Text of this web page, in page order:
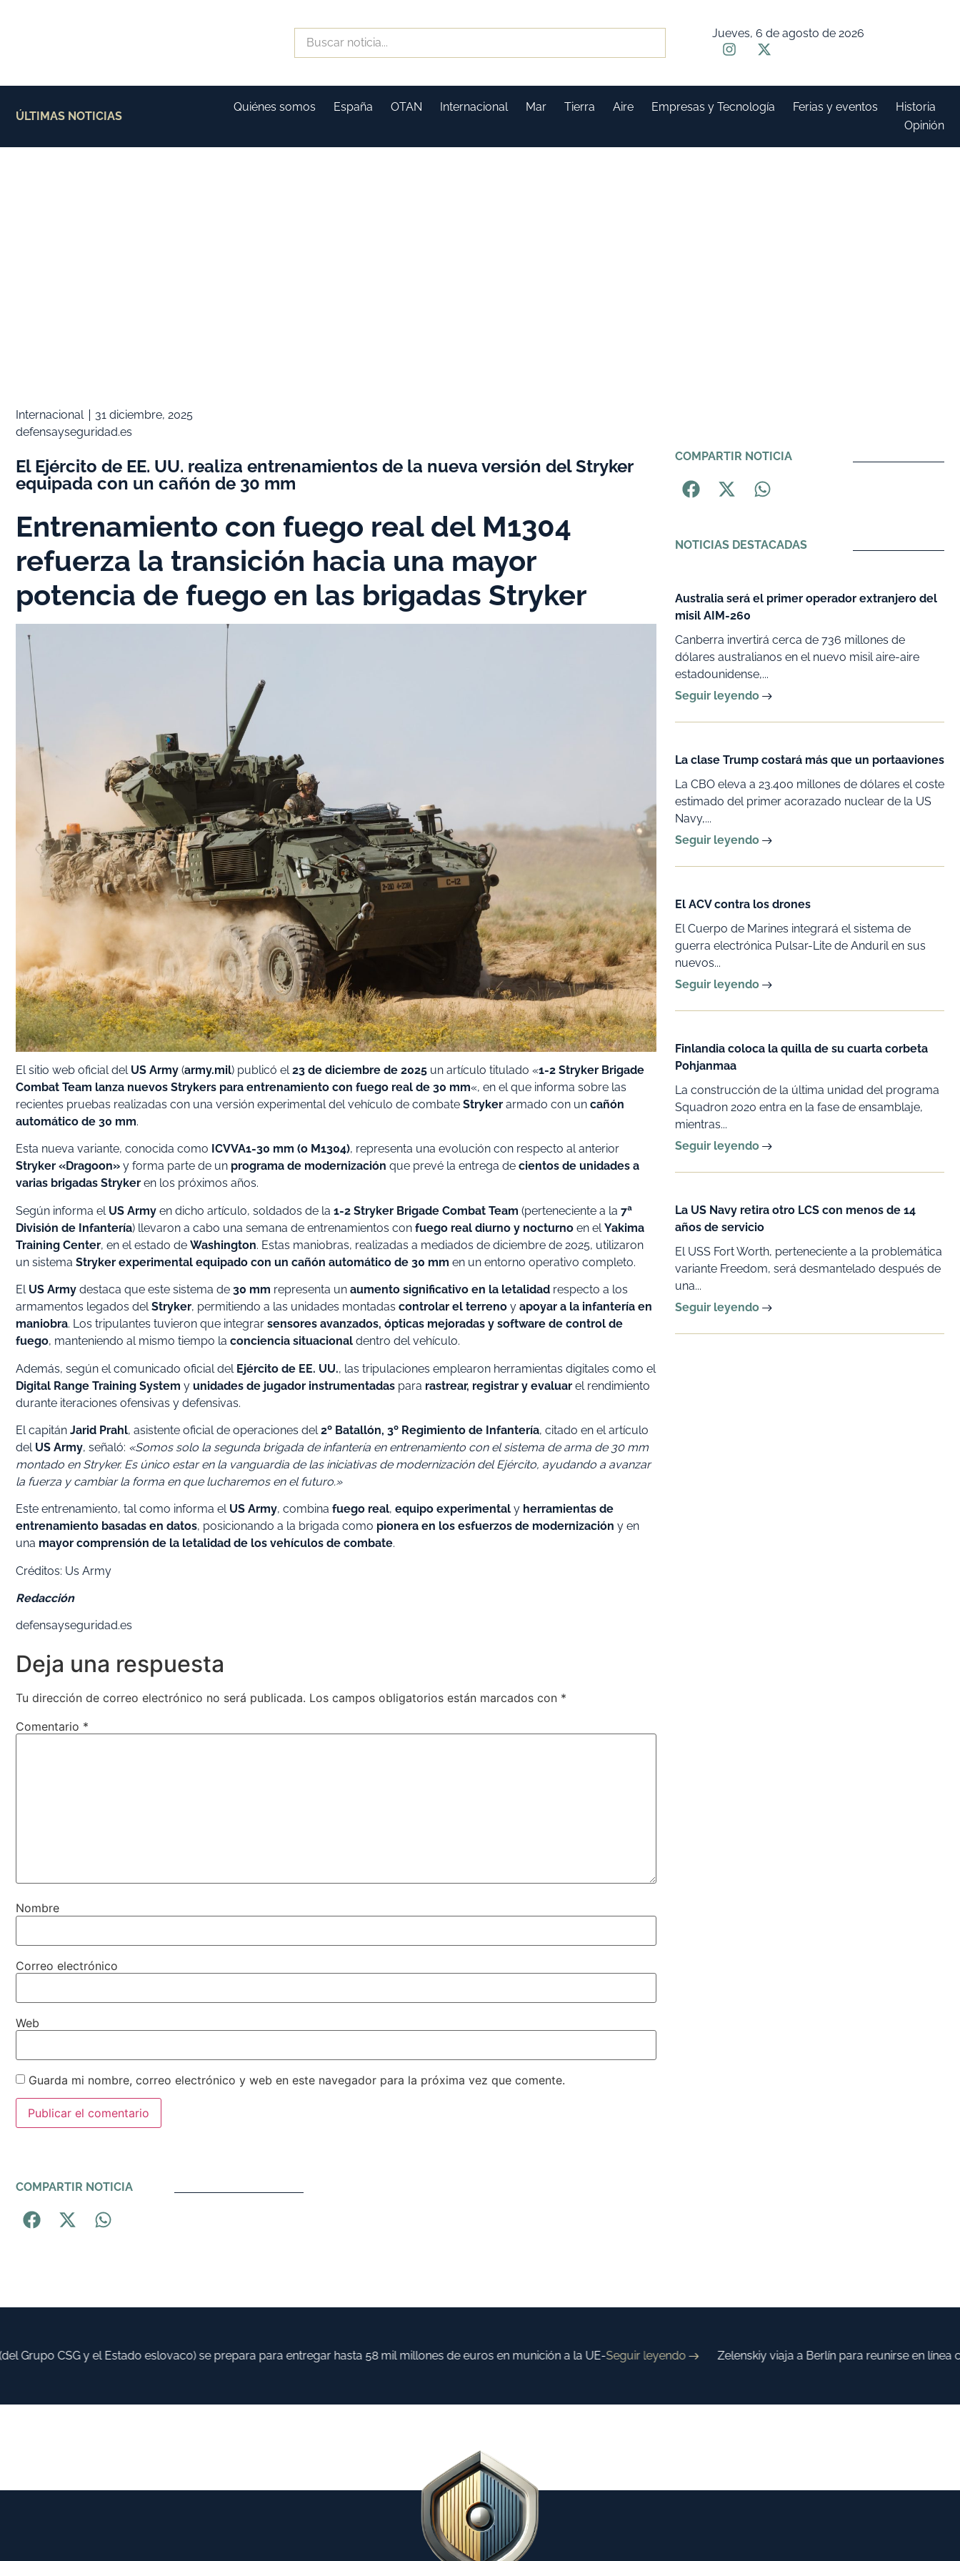
Jueves, 6 de agosto de 2026
ÚLTIMAS NOTICIAS
Quiénes somos España OTAN Internacional Mar Tierra Aire Empresas y Tecnología Ferias y eventos
Historia
Opinión
Internacional
31 diciembre, 2025
defensayseguridad.es
El Ejército de EE. UU. realiza entrenamientos de la nueva versión del Stryker
equipada con un cañón de 30 mm
Entrenamiento con fuego real del M1304
refuerza la transición hacia una mayor
potencia de fuego en las brigadas Stryker
El sitio web oficial del US Army (army.mil) publicó el23 de diciembre de 2025 un artículo titulado «1-2 Stryker Brigade
Combat Team lanza nuevos Strykers para entrenamiento con fuego real de 30 mm«, en el que informa sobre las
recientes pruebas realizadas con una versión experimental del vehículo de combate Stryker armado con un cañón
automático de 30 mm.
Esta nueva variante, conocida como ICVVA1-30 mm (o M1304), representa una evolución con respecto al anterior
Stryker «Dragoon» y forma parte de un programa de modernización que prevé la entrega de cientos de unidades a
varias brigadas Stryker en los próximos años.
Según informa el US Army en dicho artículo, soldados de la 1-2 Stryker Brigade Combat Team (perteneciente a la 7ª
División de Infantería) llevaron a cabo una semana de entrenamientos con fuego real diurno y nocturno en el Yakima
Training Center, en el estado de Washington. Estas maniobras, realizadas a mediados de diciembre de 2025, utilizaron
un sistema Stryker experimental equipado con un cañón automático de 30 mm en un entorno operativo completo.
El US Army destaca que este sistema de 30 mm representa un aumento significativo en la letalidad respecto a los
armamentos legados delStryker, permitiendo a las unidades montadas controlar el terreno y apoyar a la infantería en
maniobra. Los tripulantes tuvieron que integrar sensores avanzados, ópticas mejoradas y software de control de
fuego, manteniendo al mismo tiempo la conciencia situacional dentro del vehículo.
Además, según el comunicado oficial del Ejército de EE. UU., las tripulaciones emplearon herramientas digitales como el
Digital Range Training System y unidades de jugador instrumentadas para rastrear, registrar y evaluar el rendimiento
durante iteraciones ofensivas y defensivas.
El capitán Jarid Prahl, asistente oficial de operaciones del2º Batallón, 3º Regimiento de Infantería, citado en el artículo
del US Army, señaló: «Somos solo la segunda brigada de infantería en entrenamiento con el sistema de arma de 30 mm
montado en Stryker. Es único estar en la vanguardia de las iniciativas de modernización del Ejército, ayudando a avanzar
la fuerza y ​​cambiar la forma en que lucharemos en el futuro.»
Este entrenamiento, tal como informa el US Army, combina fuego real, equipo experimental y herramientas de
entrenamiento basadas en datos, posicionando a la brigada como pionera en los esfuerzos de modernización y en
una mayor comprensión de la letalidad de los vehículos de combate.
Créditos: Us Army
Redacción
defensayseguridad.es
Deja una respuesta
Tu dirección de correo electrónico no será publicada. Los campos obligatorios están marcados con *
Comentario *
Nombre
Correo electrónico
Web
Guarda mi nombre, correo electrónico y web en este navegador para la próxima vez que comente.
COMPARTIR NOTICIA
NOTICIAS DESTACADAS
Australia será el primer operador extranjero del
misil AIM-260
Canberra invertirá cerca de 736 millones de
dólares australianos en el nuevo misil aire-aire
estadounidense,...
Seguir leyendo
La clase Trump costará más que un portaaviones
La CBO eleva a 23.400 millones de dólares el coste
estimado del primer acorazado nuclear de la US
Navy,...
Seguir leyendo
El ACV contra los drones
El Cuerpo de Marines integrará el sistema de
guerra electrónica Pulsar-Lite de Anduril en sus
nuevos...
Seguir leyendo
Finlandia coloca la quilla de su cuarta corbeta
Pohjanmaa
La construcción de la última unidad del programa
Squadron 2020 entra en la fase de ensamblaje,
mientras...
Seguir leyendo
La US Navy retira otro LCS con menos de 14
años de servicio
El USS Fort Worth, perteneciente a la problemática
variante Freedom, será desmantelado después de
una...
Seguir leyendo
COMPARTIR NOTICIA
Grupo CSG y el Estado eslovaco) se prepara para entregar hasta 58 mil millones de euros en munición a la UE-Seguir leyendo Zelenskiy viaja a Berlín para reunirse en línea